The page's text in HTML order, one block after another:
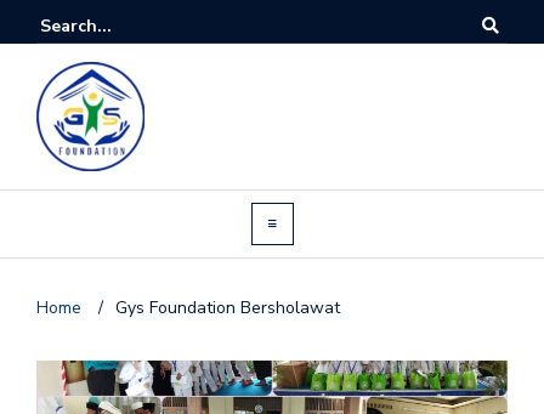
Home / Gys Foundation Bersholawat